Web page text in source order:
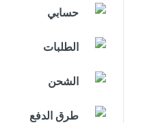
حسابي
الطلبات
الشحن
طرق الدفع